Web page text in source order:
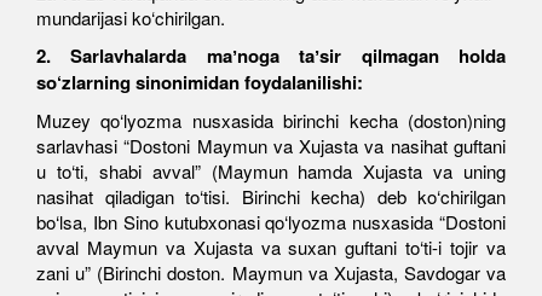
mundarijasi ko‘chirilgan.
2. Sarlavhalarda maʼnoga taʼsir qilmagan holda
so‘zlarning sinonimidan foydalanilishi:
Muzey qo‘lyozma nusxasida birinchi kecha (doston)ning
sarlavhasi “Dostoni Maymun va Xujasta va nasihat guftani
u to‘ti, shabi avval” (Maymun hamda Xujasta va uning
nasihat qiladigan to‘tisi. Birinchi kecha) deb ko‘chirilgan
bo‘lsa, Ibn Sino kutubxonasi qo‘lyozma nusxasida “Dostoni
avval Maymun va Xujasta va suxan guftani to‘ti-i tojir va
zani u” (Birinchi doston. Maymun va Xujasta, Savdogar va